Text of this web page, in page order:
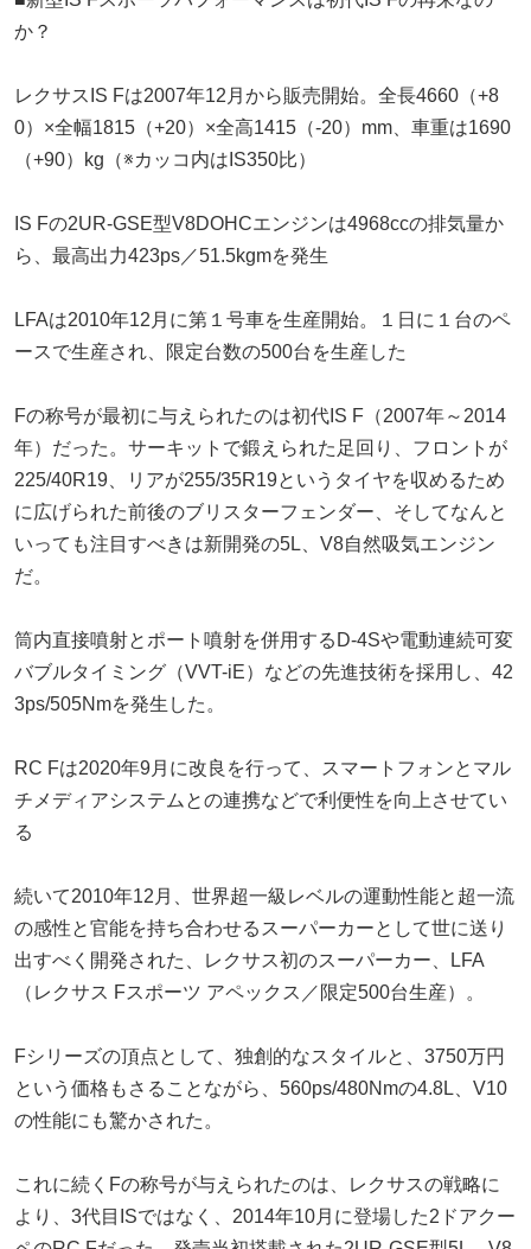
か？
レクサスIS Fは2007年12月から販売開始。全長4660（+8
0）×全幅1815（+20）×全高1415（-20）mm、車重は1690
（+90）kg（※カッコ内はIS350比）
IS Fの2UR-GSE型V8DOHCエンジンは4968ccの排気量か
ら、最高出力423ps／51.5kgmを発生
LFAは2010年12月に第１号車を生産開始。１日に１台のペ
ースで生産され、限定台数の500台を生産した
Fの称号が最初に与えられたのは初代IS F（2007年～2014
年）だった。サーキットで鍛えられた足回り、フロントが
225/40R19、リアが255/35R19というタイヤを収めるため
に広げられた前後のブリスターフェンダー、そしてなんと
いっても注目すべきは新開発の5L、V8自然吸気エンジン
だ。
筒内直接噴射とポート噴射を併用するD-4Sや電動連続可変
バブルタイミング（VVT-iE）などの先進技術を採用し、42
3ps/505Nmを発生した。
RC Fは2020年9月に改良を行って、スマートフォンとマル
チメディアシステムとの連携などで利便性を向上させてい
る
続いて2010年12月、世界超一級レベルの運動性能と超一流
の感性と官能を持ち合わせるスーパーカーとして世に送り
出すべく開発された、レクサス初のスーパーカー、LFA
（レクサス Fスポーツ アペックス／限定500台生産）。
Fシリーズの頂点として、独創的なスタイルと、3750万円
という価格もさることながら、560ps/480Nmの4.8L、V10
の性能にも驚かされた。
これに続くFの称号が与えられたのは、レクサスの戦略に
より、3代目ISではなく、2014年10月に登場した2ドアクー